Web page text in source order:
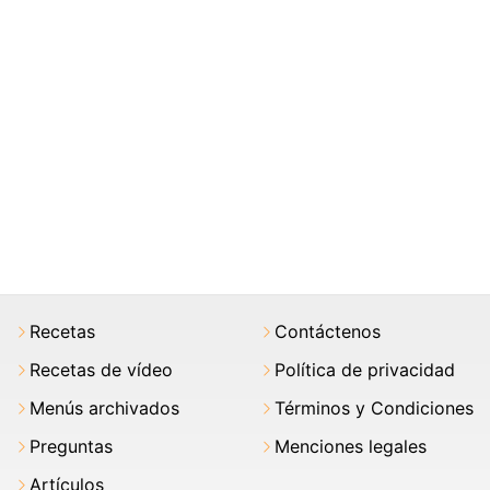
Recetas
Recetas de vídeo
Menús archivados
Preguntas
Artículos
Contáctenos
Política de privacidad
Términos y Condiciones
Menciones legales